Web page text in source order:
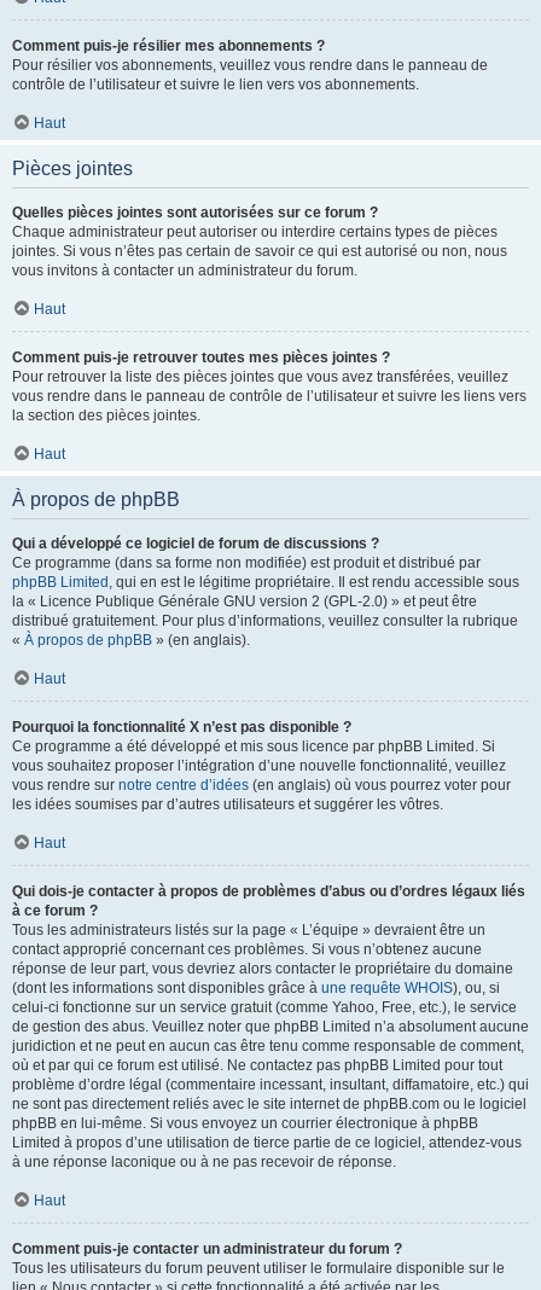
Comment puis-je résilier mes abonnements ?
Pour résilier vos abonnements, veuillez vous rendre dans le panneau de
contrôle de l’utilisateur et suivre le lien vers vos abonnements.
Haut
Pièces jointes
Quelles pièces jointes sont autorisées sur ce forum ?
Chaque administrateur peut autoriser ou interdire certains types de pièces
jointes. Si vous n’êtes pas certain de savoir ce qui est autorisé ou non, nous
vous invitons à contacter un administrateur du forum.
Haut
Comment puis-je retrouver toutes mes pièces jointes ?
Pour retrouver la liste des pièces jointes que vous avez transférées, veuillez
vous rendre dans le panneau de contrôle de l’utilisateur et suivre les liens vers
la section des pièces jointes.
Haut
À propos de phpBB
Qui a développé ce logiciel de forum de discussions ?
Ce programme (dans sa forme non modifiée) est produit et distribué par
phpBB Limited , qui en est le légitime propriétaire. Il est rendu accessible sous
la « Licence Publique Générale GNU version 2 (GPL-2.0) » et peut être
distribué gratuitement. Pour plus d’informations, veuillez consulter la rubrique
« À propos de phpBB » (en anglais).
Haut
Pourquoi la fonctionnalité X n’est pas disponible ?
Ce programme a été développé et mis sous licence par phpBB Limited. Si
vous souhaitez proposer l’intégration d’une nouvelle fonctionnalité, veuillez
vous rendre sur notre centre d’idées (en anglais) où vous pourrez voter pour
les idées soumises par d’autres utilisateurs et suggérer les vôtres.
Haut
Qui dois-je contacter à propos de problèmes d’abus ou d’ordres légaux liés
à ce forum ?
Tous les administrateurs listés sur la page « L’équipe » devraient être un
contact approprié concernant ces problèmes. Si vous n’obtenez aucune
réponse de leur part, vous devriez alors contacter le propriétaire du domaine
(dont les informations sont disponibles grâce à une requête WHOIS), ou, si
celui-ci fonctionne sur un service gratuit (comme Yahoo, Free, etc.), le service
de gestion des abus. Veuillez noter que phpBB Limited n’a absolument aucune
juridiction et ne peut en aucun cas être tenu comme responsable de comment,
où et par qui ce forum est utilisé. Ne contactez pas phpBB Limited pour tout
problème d’ordre légal (commentaire incessant, insultant, diffamatoire, etc.) qui
ne sont pas directement reliés avec le site internet de phpBB.com ou le logiciel
phpBB en lui-même. Si vous envoyez un courrier électronique à phpBB
Limited à propos d’une utilisation de tierce partie de ce logiciel, attendez-vous
à une réponse laconique ou à ne pas recevoir de réponse.
Haut
Comment puis-je contacter un administrateur du forum ?
Tous les utilisateurs du forum peuvent utiliser le formulaire disponible sur le